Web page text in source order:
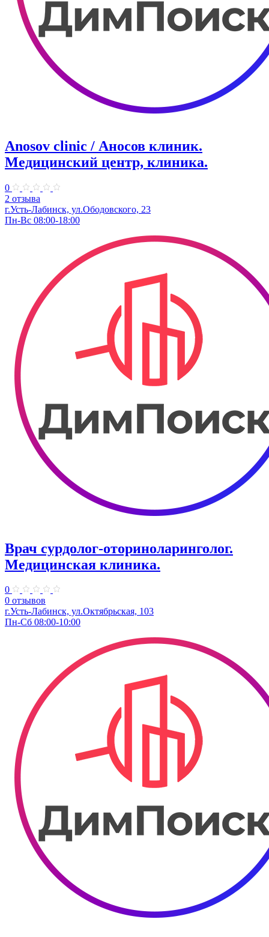
Anosov clinic / Аносов клиник.
Медицинский центр, клиника.
0
2 отзыва
г.Усть-Лабинск, ул.​Ободовского, 23​
Пн-Вс 08:00-18:00
Врач сурдолог-оториноларинголог.
Медицинская клиника.
0
0 отзывов
г.Усть-Лабинск, ул.Октябрьская, 103
Пн-Сб 08:00-10:00